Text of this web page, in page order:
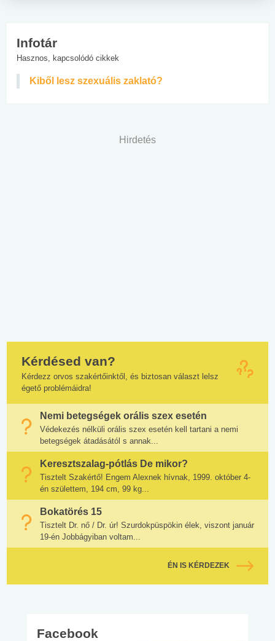
Infotár
Hasznos, kapcsolódó cikkek
Kiből lesz szexuális zaklató?
Hirdetés
Kérdésed van?
Kérdezz orvos szakértőinktől, és biztosan választ lelsz
égető problémáidra!
Nemi betegségek orális szex esetén
Védekezés nélküli orális szex esetén kell tartani a nemi
betegségek átadásától s annak...
Keresztszalag-pótlás De mikor?
Tisztelt Szakértő! Engem Alexnek hívnak, 1999. október 4-
én születtem, 194 cm, 99 kg...
Bokatörés 15
Tisztelt Dr. nő / Dr. úr! Szurdokpüspökin élek, viszont január
19-én Jobbágyiban voltam...
ÉN IS KÉRDEZEK
Facebook